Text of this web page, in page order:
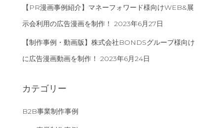
【PR漫画事例紹介】マネーフォワード様向けWEB&展
示会利用の広告漫画を制作！ 2023年6月27日
【制作事例・動画版】株式会社BONDSグループ様向け
に広告漫画動画を制作！ 2023年6月24日
カテゴリー
B2B事業制作事例